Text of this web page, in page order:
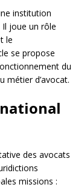
institution
Il joue un rôle
le
se propose
du
métier d’avocat.
des avocats
missions :